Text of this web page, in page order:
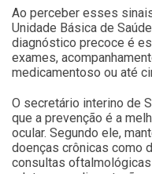
Ao perceber esses
Unidade Básica de
diagnóstico precoce é
exames,
medicamentoso ou até
O secretário interino de
que a prevenção é a
ocular. Segundo ele,
doenças crônicas como
consultas